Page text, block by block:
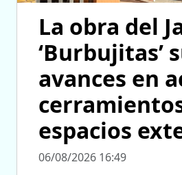
La obra del
‘Burbujitas’
avances en
espacios
06/08/2026 16:49